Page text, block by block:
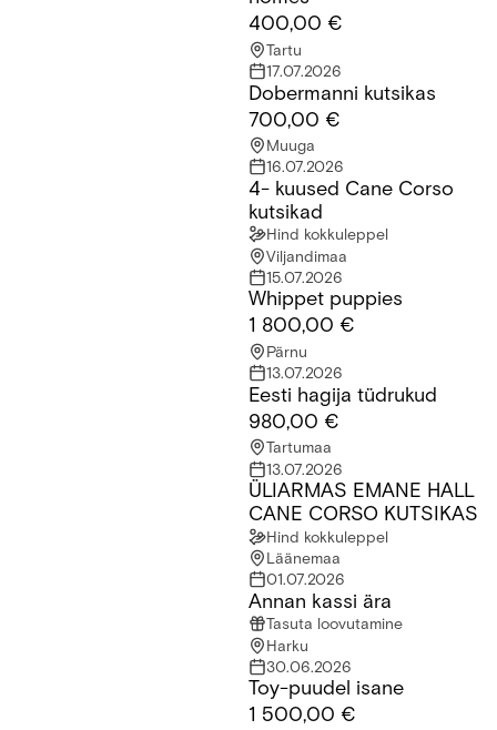
400,00 €
Tartu
17.07.2026
Dobermanni kutsikas
700,00 €
Muuga
16.07.2026
4- kuused Cane Corso kutsikad4- kuused Cane Corso
kutsikad
Hind kokkuleppel
Viljandimaa
15.07.2026
Whippet puppies
1 800,00 €
Pärnu
13.07.2026
Eesti hagija tüdrukud
980,00 €
Tartumaa
13.07.2026
ÜLIARMAS EMANE HALL CANE CORSO KUTSIKAS
ÜLIARMAS EMANE HALL
CANE CORSO KUTSIKAS
Hind kokkuleppel
Läänemaa
01.07.2026
Annan kassi ära
Tasuta loovutamine
Harku
30.06.2026
Toy-puudel isane
1 500,00 €